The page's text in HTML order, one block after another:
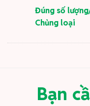
Đúng số
Chủng loại
Bạn